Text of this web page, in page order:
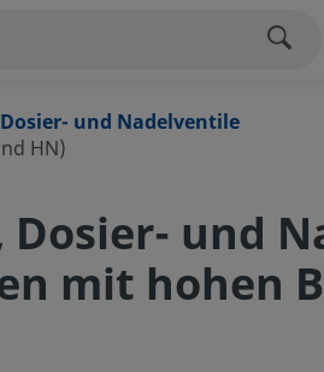
und Nadelventile
HN)
und
mit hohen